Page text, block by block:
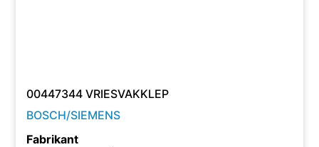
00447344 VRIESVAKKLEP
BOSCH/SIEMENS
Fabrikant